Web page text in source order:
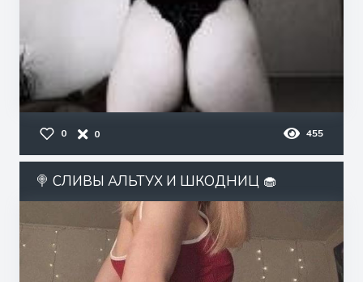
0 0 455
🍭 СЛИВЫ АЛЬТУХ И ШКОДНИЦ 🧁